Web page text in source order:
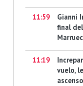
11:59
Gianni
final
11:19
vuelo,